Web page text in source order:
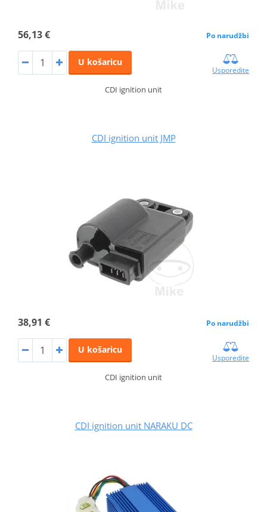
56,13 € Po narudžbi
U košaricu
Usporedite
CDI ignition unit
CDI ignition unit JMP
38,91 € Po narudžbi
U košaricu
Usporedite
CDI ignition unit
CDI ignition unit NARAKU DC